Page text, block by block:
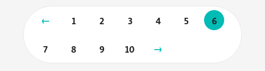
Posts
pagination
Previous
1 2 3 4 5
6
7
8 9 10
Next